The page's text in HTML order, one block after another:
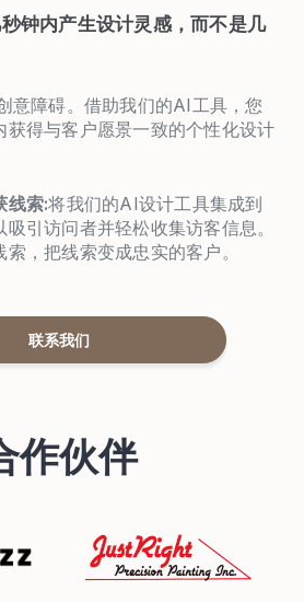
钟内产生设计灵感，而不是几
意障碍。借助我们的AI工具，您
获得与客户愿景一致的个性化设计
线索:将我们的AI设计工具集成到
引访问者并轻松收集访客信息。
，把线索变成忠实的客户。
联系我们
作伙伴